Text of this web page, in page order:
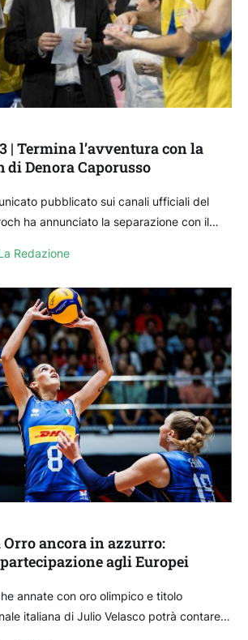
| Termina l’avventura con la
di Denora Caporusso
pubblicato sui canali ufficiali del
ha annunciato la separazione con il
Redazione
Orro ancora in azzurro:
agli Europei
annate con oro olimpico e titolo
italiana di Julio Velasco potrà contare